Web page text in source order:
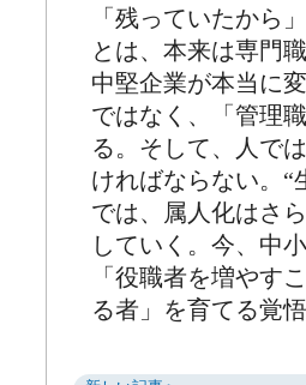
「残っていたから
とは、本来は専門
中堅企業が本当に
ではなく、「管理
る。そして、人で
ければならない。“
では、属人化はさ
していく。今、中
「役職者を増やす
る者」を育てる覚悟